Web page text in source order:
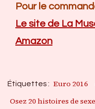
Pour le
Le site de La
Amazon
Étiquettes : Euro 2016
Osez 20 histoires de